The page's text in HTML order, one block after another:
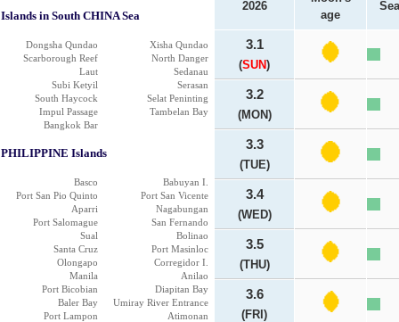
Islands in South CHINA Sea
Dongsha Qundao
Xisha Qundao
Scarborough Reef
North Danger
Laut
Sedanau
Subi Ketyil
Serasan
South Haycock
Selat Peninting
Impul Passage
Tambelan Bay
Bangkok Bar
PHILIPPINE Islands
Basco
Babuyan I.
Port San Pio Quinto
Port San Vicente
Aparri
Nagabungan
Port Salomague
San Fernando
Sual
Bolinao
Santa Cruz
Port Masinloc
Olongapo
Corregidor I.
Manila
Anilao
Port Bicobian
Diapitan Bay
Baler Bay
Umiray River Entrance
Port Lampon
Atimonan
2026
age
3.1
(SUN)
3.2
(MON)
3.3
(TUE)
3.4
(WED)
3.5
(THU)
3.6
(FRI)